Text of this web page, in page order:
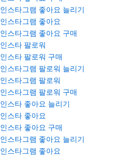
인스타그램 좋아요 늘리기
인스타그램 좋아요
인스타그램 좋아요 구매
인스타 팔로워
인스타 팔로워 구매
인스타그램 팔로워 늘리기
인스타그램 팔로워
인스타그램 팔로워 구매
인스타 좋아요 늘리기
인스타 좋아요
인스타 좋아요 구매
인스타그램 좋아요 늘리기
인스타그램 좋아요